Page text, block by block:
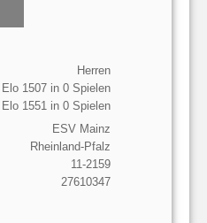
Herren
Elo 1507 in 0 Spielen
Elo 1551 in 0 Spielen
ESV Mainz
Rheinland-Pfalz
11-2159
27610347